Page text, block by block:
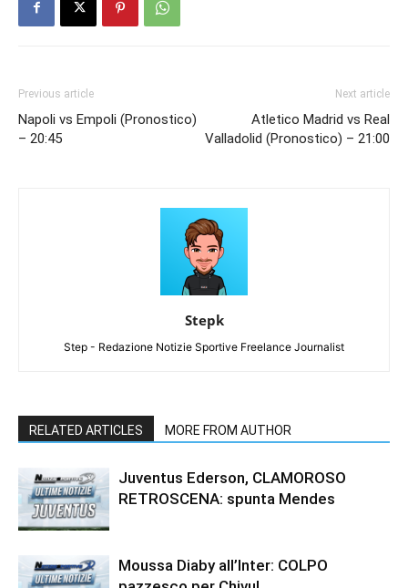
Previous article
Napoli vs Empoli (Pronostico)
– 20:45
Next article
Atletico Madrid vs Real
Valladolid (Pronostico) – 21:00
Stepk
Step - Redazione Notizie Sportive Freelance Journalist
RELATED ARTICLES MORE FROM AUTHOR
Juventus Ederson, CLAMOROSO
RETROSCENA: spunta Mendes
Moussa Diaby all’Inter: COLPO